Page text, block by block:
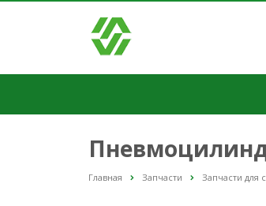
Главная Запчасти Запчасти для